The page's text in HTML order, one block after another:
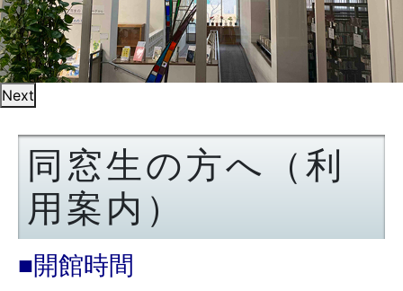
Next
同窓生の方へ（利
用案内）
■開館時間